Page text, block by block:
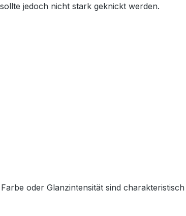
jedoch nicht stark geknickt werden.
oder Glanzintensität sind